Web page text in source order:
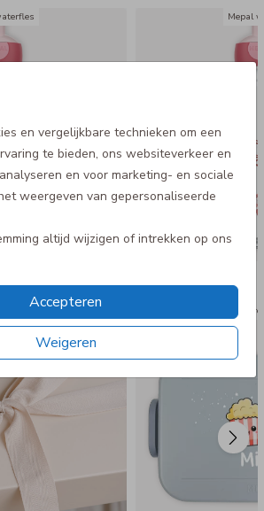
en vergelijkbare technieken om een
te bieden, ons websiteverkeer en
en voor marketing- en sociale
weergeven van gepersonaliseerde
altijd wijzigen of intrekken op ons
Accepteren
Weigeren
op max. 60 graden
dranken
Mepal
stijl
Mepal